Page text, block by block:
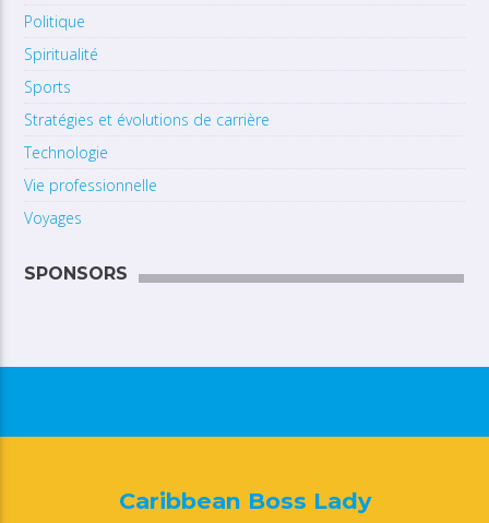
Politique
Spiritualité
Sports
Stratégies et évolutions de carrière
Technologie
Vie professionnelle
Voyages
SPONSORS
Caribbean Boss Lady